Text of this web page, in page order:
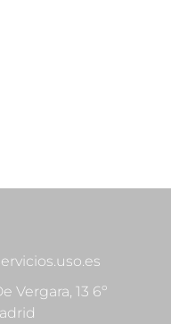
Vergara, 13 6º